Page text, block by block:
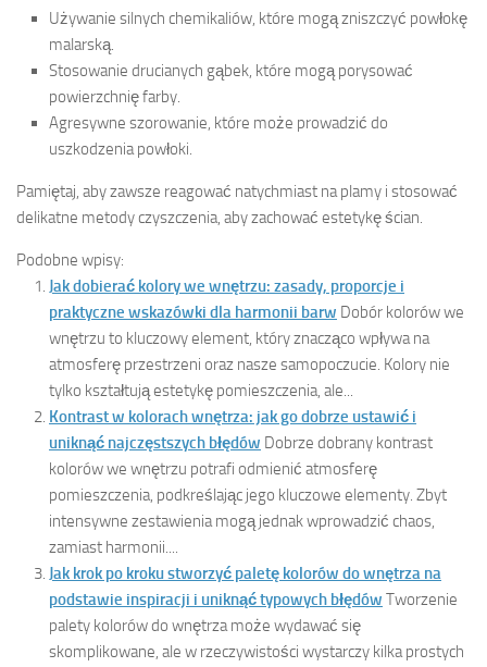
Używanie silnych chemikaliów, które mogą zniszczyć powłokę
malarską.
Stosowanie drucianych gąbek, które mogą porysować
powierzchnię farby.
Agresywne szorowanie, które może prowadzić do
uszkodzenia powłoki.
Pamiętaj, aby zawsze reagować natychmiast na plamy i stosować
delikatne metody czyszczenia, aby zachować estetykę ścian.
Podobne wpisy:
Jak dobierać kolory we wnętrzu: zasady, proporcje i
praktyczne wskazówki dla harmonii barw Dobór kolorów we
wnętrzu to kluczowy element, który znacząco wpływa na
atmosferę przestrzeni oraz nasze samopoczucie. Kolory nie
tylko kształtują estetykę pomieszczenia, ale...
Kontrast w kolorach wnętrza: jak go dobrze ustawić i
uniknąć najczęstszych błędów Dobrze dobrany kontrast
kolorów we wnętrzu potrafi odmienić atmosferę
pomieszczenia, podkreślając jego kluczowe elementy. Zbyt
intensywne zestawienia mogą jednak wprowadzić chaos,
zamiast harmonii....
Jak krok po kroku stworzyć paletę kolorów do wnętrza na
podstawie inspiracji i uniknąć typowych błędów Tworzenie
palety kolorów do wnętrza może wydawać się
skomplikowane, ale w rzeczywistości wystarczy kilka prostych